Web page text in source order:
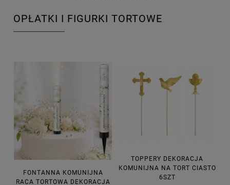
OPŁATKI I FIGURKI TORTOWE
FONTANNA KOMUNIJNA
RACA TORTOWA DEKORACJA
TOPPERY DEKORACJA
KOMUNIJNA NA TORT CIASTO
6SZT